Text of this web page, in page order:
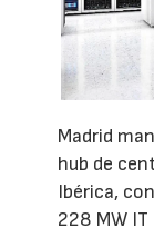
Madrid
hub de
Ibérica,
228 MW